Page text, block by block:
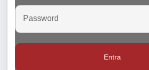
Password
Entra